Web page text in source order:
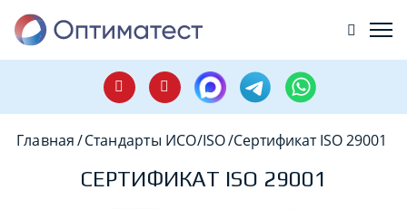
Главная/Стандарты ИСО/ISO/Сертификат ISO 29001
СЕРТИФИКАТ ISO 29001